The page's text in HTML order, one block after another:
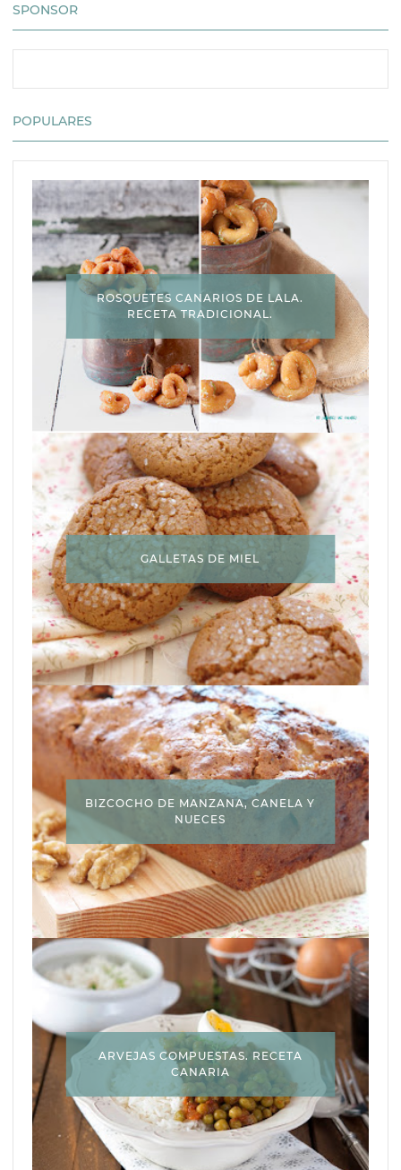
SPONSOR
POPULARES
ROSQUETES CANARIOS DE LALA.
RECETA TRADICIONAL.
GALLETAS DE MIEL
BIZCOCHO DE MANZANA, CANELA Y
NUECES
ARVEJAS COMPUESTAS. RECETA
CANARIA